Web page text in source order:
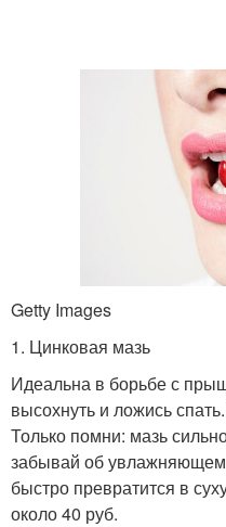
Getty Images
1. Цинковая мазь
Идеальна в борьбе с
высохнуть и ложись
Только помни: мазь
забывай об
быстро превратится в
около 40 руб.